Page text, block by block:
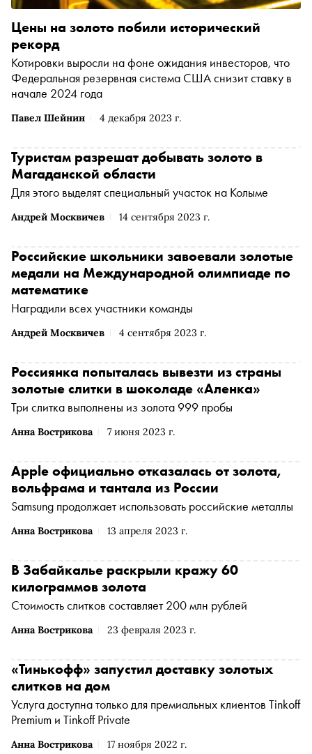
Павел Шейнин 4 декабря 2023 г.
Цены на золото побили исторический
рекорд
Котировки выросли на фоне ожидания инвесторов, что
Федеральная резервная система США снизит ставку в
начале 2024 года
Андрей Москвичев 14 сентября 2023 г.
Туристам разрешат добывать золото в
Магаданской области
Для этого выделят специальный участок на Колыме
Андрей Москвичев 4 сентября 2023 г.
Российские школьники завоевали золотые
медали на Международной олимпиаде по
математике
Наградили всех участники команды
Анна Вострикова 7 июня 2023 г.
Россиянка попыталась вывезти из страны
золотые слитки в шоколаде «Аленка»
Три слитка выполнены из золота 999 пробы
Анна Вострикова 13 апреля 2023 г.
Apple официально отказалась от золота,
вольфрама и тантала из России
Samsung продолжает использовать российские металлы
Анна Вострикова 23 февраля 2023 г.
В Забайкалье раскрыли кражу 60
килограммов золота
Стоимость слитков составляет 200 млн рублей
Анна Вострикова 17 ноября 2022 г.
«Тинькофф» запустил доставку золотых
слитков на дом
Услуга доступна только для премиальных клиентов Tinkoff
Premium и Tinkoff Private